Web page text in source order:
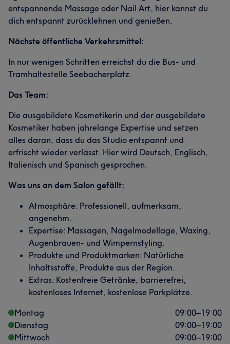
entspannende Massage oder Nail Art, hier kannst du
dich entspannt zurücklehnen und genießen.
Nächste öffentliche Verkehrsmittel:
In nur wenigen Schritten erreichst du die Bus- und
Tramhaltestelle Seebacherplatz.
Das Team:
Die ausgebildete Kosmetikerin und der ausgebildete
Kosmetiker haben jahrelange Expertise und setzen
alles daran, dass du das Studio entspannt und
erfrischt wieder verlässt. Hier wird Deutsch, Englisch,
Italienisch und Spanisch gesprochen.
Was uns an dem Salon gefällt:
Atmosphäre: Professionell, aufmerksam,
angenehm.
Expertise: Massagen, Nagelmodellage, Waxing,
Augenbrauen- und Wimpernstyling.
Produkte und Produktmarken: Natürliche
Inhaltsstoffe, Produkte aus der Region.
Extras: Kostenfreie Getränke, barrierefrei,
kostenloses Internet, kostenlose Parkplätze.
Montag
09:00–19:00
Dienstag
09:00–19:00
Mittwoch
09:00–19:00